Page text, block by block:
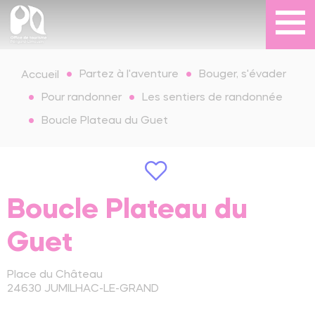
Accueil Partez à l'aventure Bouger, s'évader
Pour randonner Les sentiers de randonnée
Boucle Plateau du Guet
Boucle Plateau du
Guet
Place du Château
24630 JUMILHAC-LE-GRAND